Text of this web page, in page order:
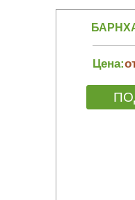
Цена: